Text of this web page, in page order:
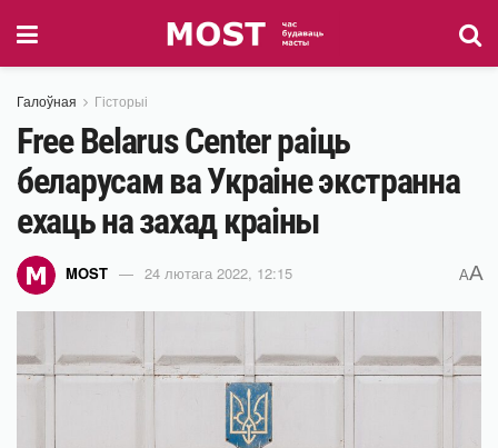
Галоўная Гісторыі
Free Belarus Center раіць
беларусам ва Украіне экстранна
ехаць на захад краіны
MOST 24 лютага 2022, 12:15 AA